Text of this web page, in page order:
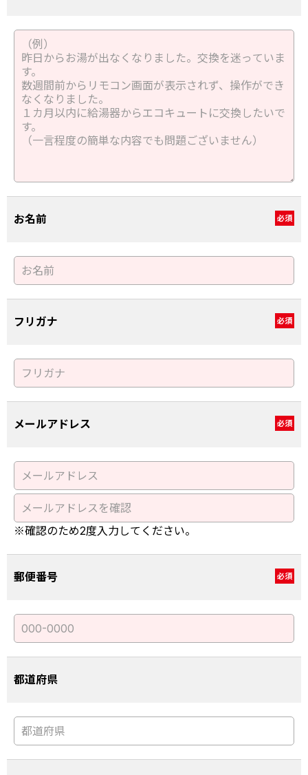
お名前 必須
フリガナ 必須
メールアドレス 必須
※確認のため2度入力してください。
郵便番号 必須
都道府県